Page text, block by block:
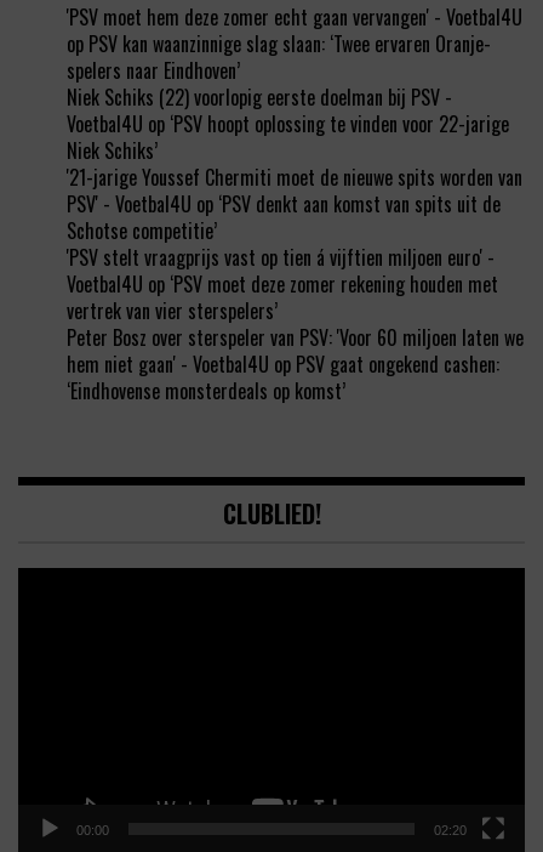
'PSV moet hem deze zomer echt gaan vervangen' - Voetbal4U
op PSV kan waanzinnige slag slaan: ‘Twee ervaren Oranje-
spelers naar Eindhoven’
Niek Schiks (22) voorlopig eerste doelman bij PSV -
Voetbal4U op ‘PSV hoopt oplossing te vinden voor 22-jarige
Niek Schiks’
'21-jarige Youssef Chermiti moet de nieuwe spits worden van
PSV' - Voetbal4U op ‘PSV denkt aan komst van spits uit de
Schotse competitie’
'PSV stelt vraagprijs vast op tien á vijftien miljoen euro' -
Voetbal4U op ‘PSV moet deze zomer rekening houden met
vertrek van vier sterspelers’
Peter Bosz over sterspeler van PSV: 'Voor 60 miljoen laten we
hem niet gaan' - Voetbal4U op PSV gaat ongekend cashen:
‘Eindhovense monsterdeals op komst’
CLUBLIED!
00:00 02:20